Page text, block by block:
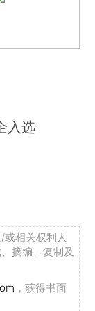
入选
相关权利人
摘编、复制及
，获得书面